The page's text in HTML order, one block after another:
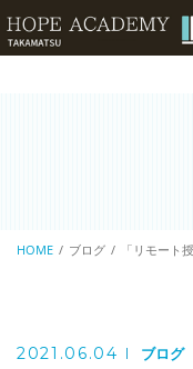
小学生コース
高校生コース
HOME ブログ 「リモート
2021.06.04 ブログ